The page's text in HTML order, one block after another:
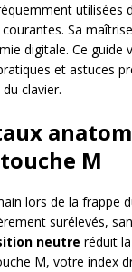
Sa
digitale. Ce
et astuces
clavier.
M
lors de la frappe
surélevés,
neutre réduit
M, votre index